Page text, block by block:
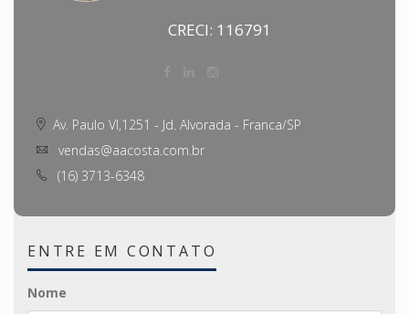
CRECI: 116791
Av. Paulo VI,1251 - Jd. Alvorada - Franca/SP
vendas@aacosta.com.br
(16) 3713-6348
ENTRE EM CONTATO
Nome